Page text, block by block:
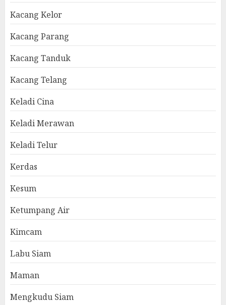
Kacang Kelor
Kacang Parang
Kacang Tanduk
Kacang Telang
Keladi Cina
Keladi Merawan
Keladi Telur
Kerdas
Kesum
Ketumpang Air
Kimcam
Labu Siam
Maman
Mengkudu Siam